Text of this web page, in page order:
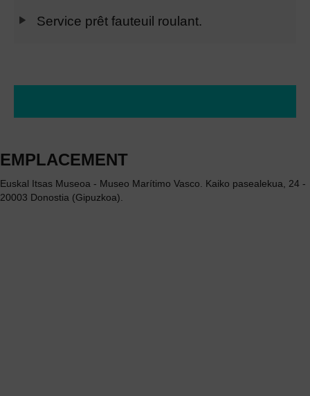
Service prêt fauteuil roulant.
EMPLACEMENT
Euskal Itsas Museoa - Museo Marítimo Vasco. Kaiko pasealekua, 24 -
20003 Donostia (Gipuzkoa).